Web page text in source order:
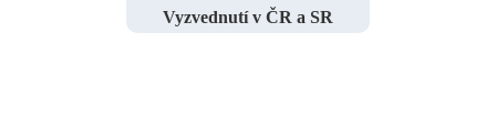
Vyzvednutí v ČR a SR